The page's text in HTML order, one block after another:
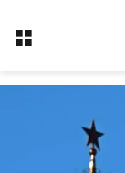
Меню